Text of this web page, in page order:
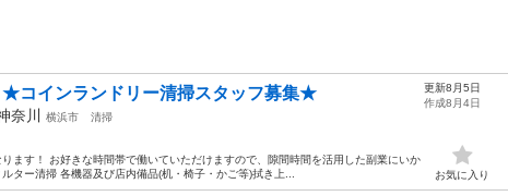
★コインランドリー清掃スタッフ募集★
奈川 横浜市
清掃
ます！ お好きな時間帯で働いていただけますので、隙間時間を活用した副業にいか
ター清掃 各機器及び店内備品(机・椅子・かご等)拭き上...
更新8月5日
作成8月4日
お気に入り